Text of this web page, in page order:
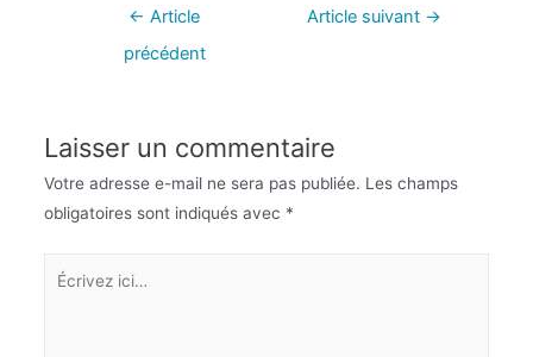
← Article
précédent
Article suivant →
Laisser un commentaire
Votre adresse e-mail ne sera pas publiée. Les champs
obligatoires sont indiqués avec *